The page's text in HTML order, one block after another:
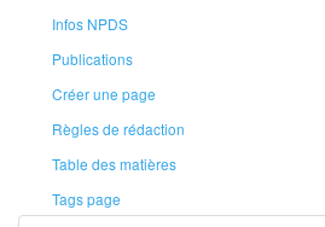
Infos NPDS
Publications
Créer une page
Règles de rédaction
Table des matières
Tags page